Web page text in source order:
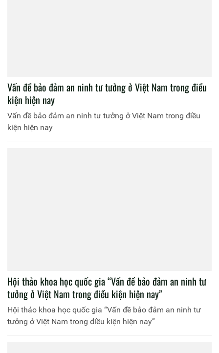
Vấn đề bảo đảm an ninh tư tưởng ở Việt Nam trong điều
kiện hiện nay
Vấn đề bảo đảm an ninh tư tưởng ở Việt Nam trong điều
kiện hiện nay
Hội thảo khoa học quốc gia “Vấn đề bảo đảm an ninh tư
tưởng ở Việt Nam trong điều kiện hiện nay”
Hội thảo khoa học quốc gia “Vấn đề bảo đảm an ninh tư
tưởng ở Việt Nam trong điều kiện hiện nay”